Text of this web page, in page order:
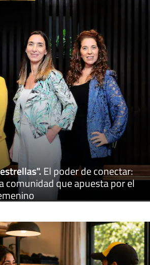
.El poder de conectar:
comunidad que apuesta por el